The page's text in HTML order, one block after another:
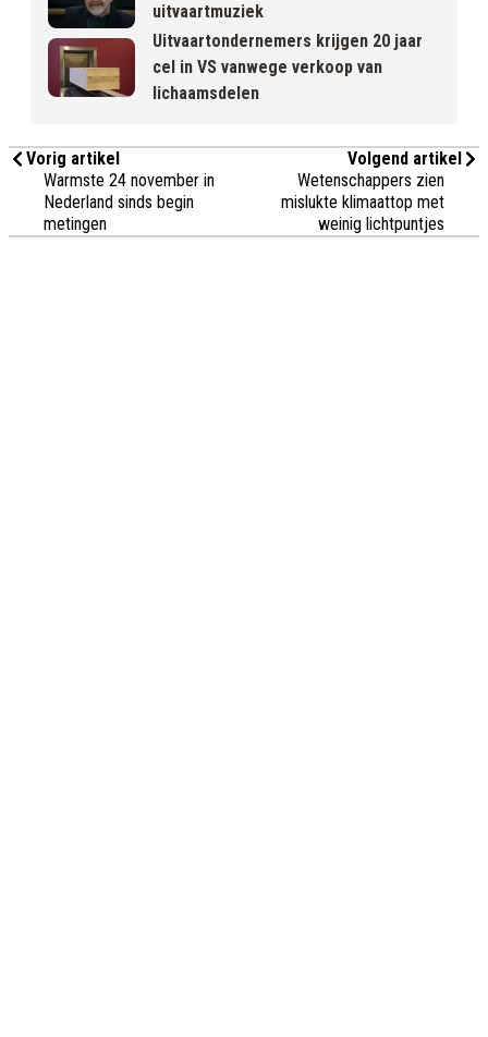
uitvaartmuziek
Uitvaartondernemers krijgen 20 jaar
cel in VS vanwege verkoop van
lichaamsdelen
Vorig artikel
Warmste 24 november in
Nederland sinds begin
metingen
Volgend artikel
Wetenschappers zien
mislukte klimaattop met
weinig lichtpuntjes